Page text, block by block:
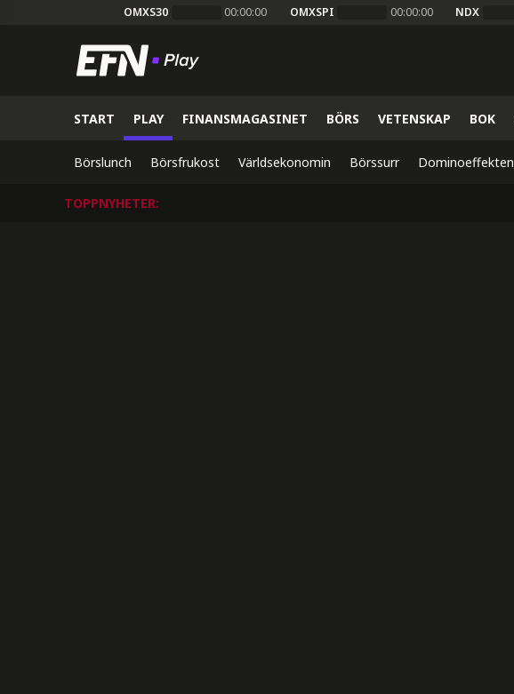
OMXS30 00:00:00 OMXSPI 00:00:00 NDX
START PLAY FINANSMAGASINET BÖRS VETENSKAP BOK
Börslunch Börsfrukost Världsekonomin Börssurr Dominoeffekten
TOPPNYHETER: